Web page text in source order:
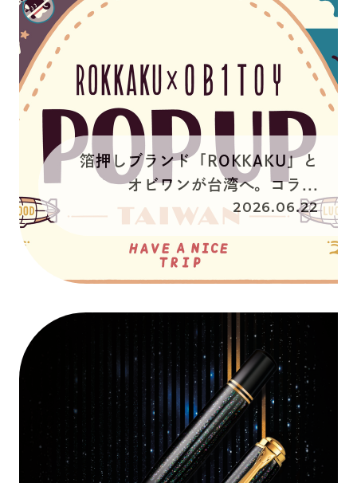
箔押しブランド「ROKKAKU」と
オビワンが台湾へ。コラ...
2026.06.22